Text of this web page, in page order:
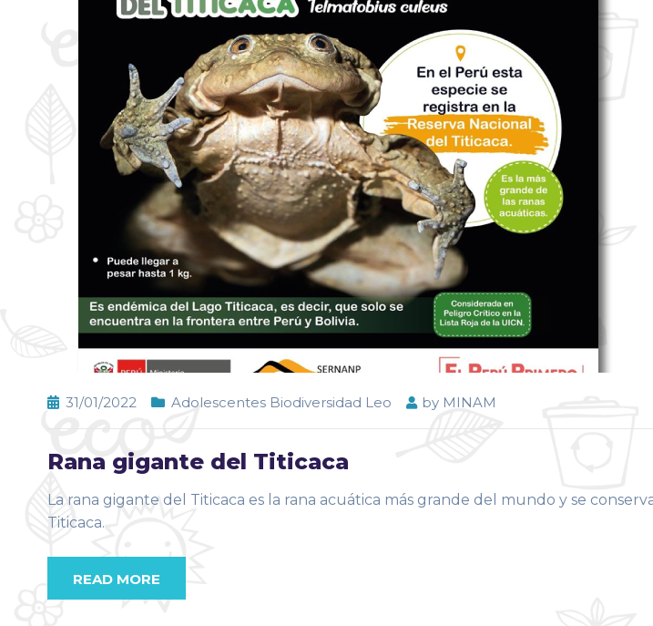
31/01/2022 Adolescentes Biodiversidad Leo by MINAM
Rana gigante del Titicaca
La rana gigante del Titicaca es la rana acuática más grande del mundo y se
Titicaca.
READ MORE